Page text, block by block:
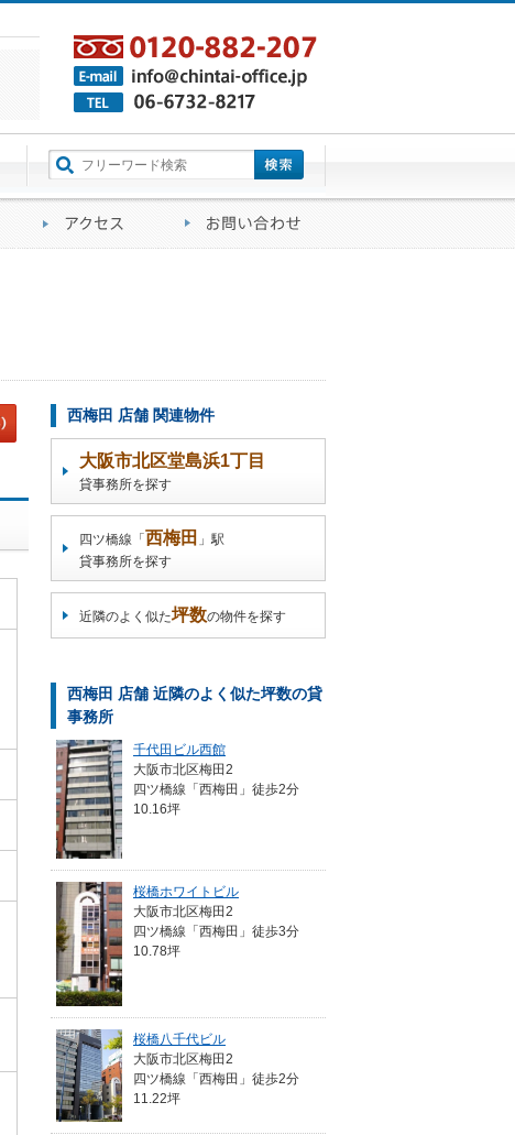
西梅田 店舗 関連物件
大阪市北区堂島浜1丁目
貸事務所を探す
四ツ橋線「 西梅田 」駅
貸事務所を探す
近隣のよく似た坪数の物件を探す
西梅田 店舗 近隣のよく似た坪数の貸
事務所
千代田ビル西館
大阪市北区梅田2
四ツ橋線「西梅田」徒歩2分
10.16坪
桜橋ホワイトビル
大阪市北区梅田2
四ツ橋線「西梅田」徒歩3分
10.78坪
桜橋八千代ビル
大阪市北区梅田2
四ツ橋線「西梅田」徒歩2分
11.22坪